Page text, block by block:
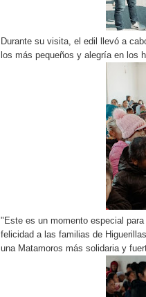
Durante su visita, el edil llevó a
los más pequeños y alegría en los
"Este es un momento especial
felicidad a las familias de
una Matamoros más solidaria y